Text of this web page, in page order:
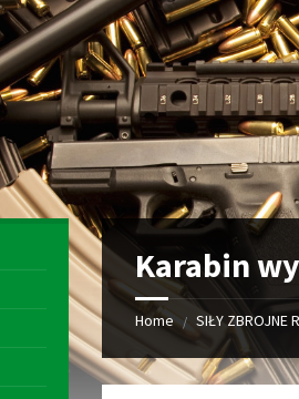
Karabin
Home / SIŁY ZBROJNE